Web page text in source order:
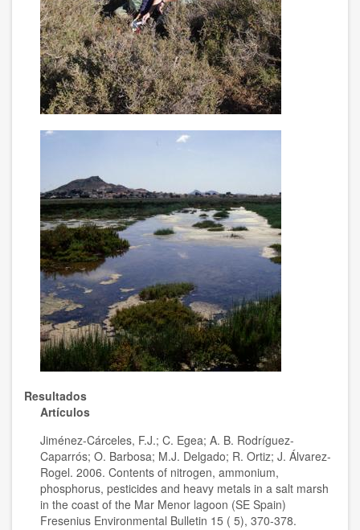
Resultados
Artículos
Jiménez-Cárceles, F.J.; C. Egea; A. B. Rodríguez-
Caparrós; O. Barbosa; M.J. Delgado; R. Ortiz; J. Álvarez-
Rogel. 2006. Contents of nitrogen, ammonium,
phosphorus, pesticides and heavy metals in a salt marsh
in the coast of the Mar Menor lagoon (SE Spain)
Fresenius Environmental Bulletin 15 ( 5), 370-378.